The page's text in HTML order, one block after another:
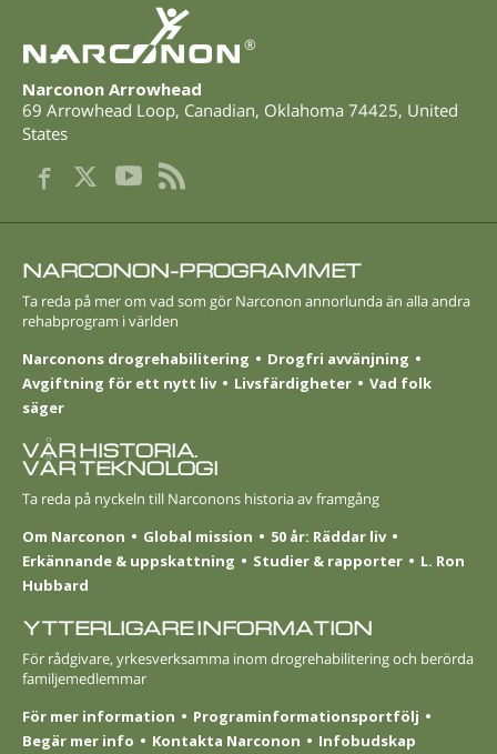
®
Narconon Arrowhead
69 Arrowhead Loop, Canadian, Oklahoma 74425, United
States
NARCONON-PROGRAMMET
Ta reda på mer om vad som gör Narconon annorlunda än alla andra
rehabprogram i världen
Narconons drogrehabilitering
Drogfri avvänjning
Avgiftning för ett nytt liv
Livsfärdigheter
Vad folk
säger
VÅR HISTORIA.
VÅR TEKNOLOGI
Ta reda på nyckeln till Narconons historia av framgång
Om Narconon
Global mission
50 år: Räddar liv
Erkännande & uppskattning
Studier & rapporter
L. Ron
Hubbard
YTTERLIGARE INFORMATION
För rådgivare, yrkesverksamma inom drogrehabilitering och berörda
familjemedlemmar
För mer information
Programinformationsportfölj
Begär mer info
Kontakta Narconon Infobudskap